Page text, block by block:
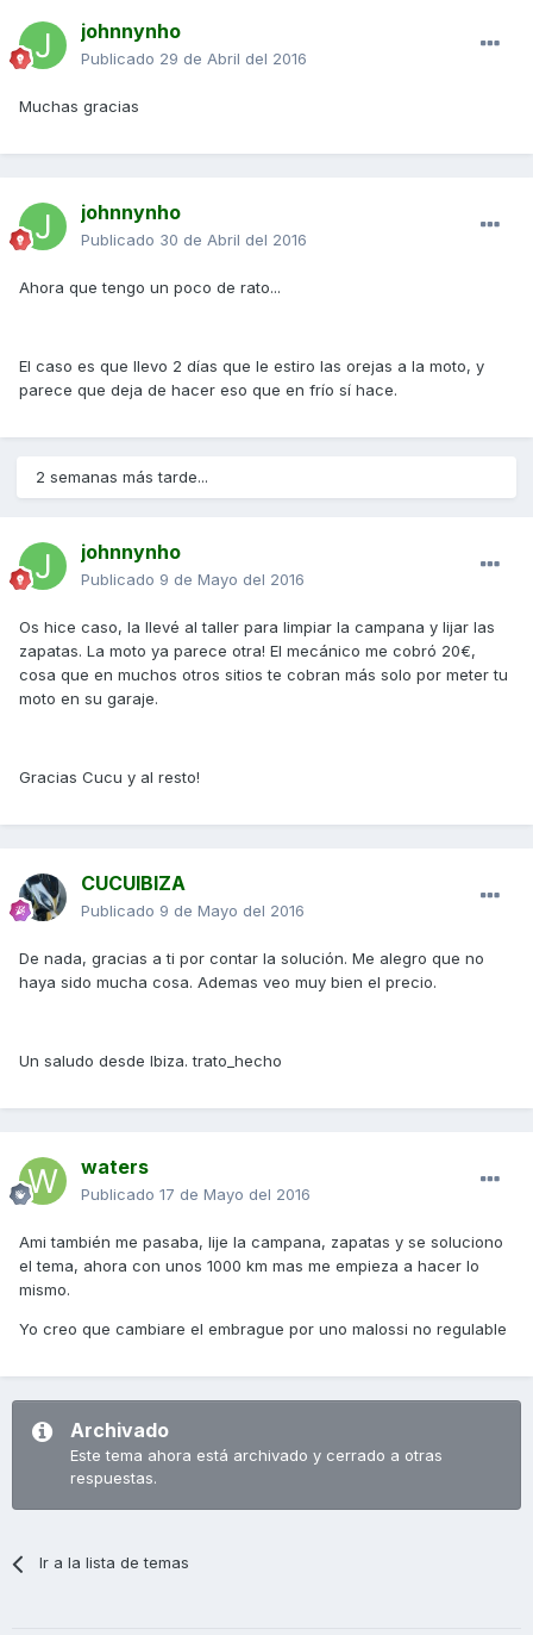
johnnynho
Publicado 29 de Abril del 2016
Muchas gracias
johnnynho
Publicado 30 de Abril del 2016
Ahora que tengo un poco de rato...
El caso es que llevo 2 días que le estiro las orejas a la moto, y
parece que deja de hacer eso que en frío sí hace.
2 semanas más tarde...
johnnynho
Publicado 9 de Mayo del 2016
Os hice caso, la llevé al taller para limpiar la campana y lijar las
zapatas. La moto ya parece otra! El mecánico me cobró 20€,
cosa que en muchos otros sitios te cobran más solo por meter tu
moto en su garaje.
Gracias Cucu y al resto!
CUCUIBIZA
Publicado 9 de Mayo del 2016
De nada, gracias a ti por contar la solución. Me alegro que no
haya sido mucha cosa. Ademas veo muy bien el precio.
Un saludo desde Ibiza. trato_hecho
waters
Publicado 17 de Mayo del 2016
Ami también me pasaba, lije la campana, zapatas y se soluciono
el tema, ahora con unos 1000 km mas me empieza a hacer lo
mismo.
Yo creo que cambiare el embrague por uno malossi no regulable
Archivado
Este tema ahora está archivado y cerrado a otras
respuestas.
Ir a la lista de temas